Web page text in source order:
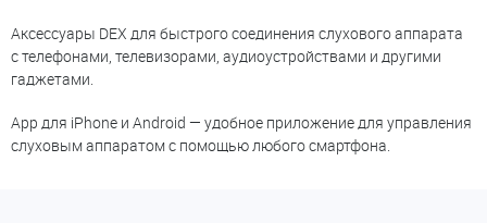
Аксессуары DEX для быстрого соединения слухового аппарата
с телефонами, телевизорами, аудиоустройствами и другими
гаджетами.
App для iPhone и Android — удобное приложение для управления
слуховым аппаратом с помощью любого смартфона.